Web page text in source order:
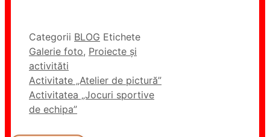
Categorii BLOG Etichete
Galerie foto, Proiecte și
activităti
Activitate „Atelier de pictură”
Activitatea „Jocuri sportive
de echipa”